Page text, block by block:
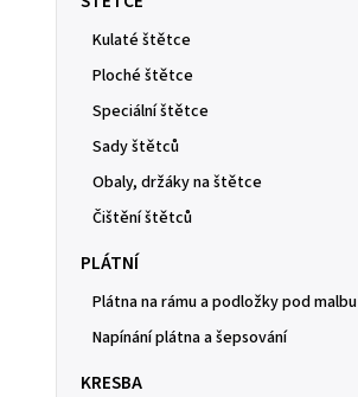
Kulaté štětce
Ploché štětce
Speciální štětce
Sady štětců
Obaly, držáky na štětce
Čištění štětců
PLÁTNÍ
Plátna na rámu a podložky pod malbu
Napínání plátna a šepsování
KRESBA